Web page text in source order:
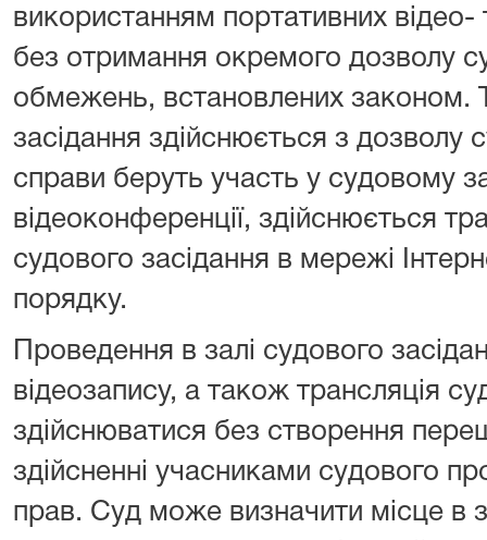
використанням портативних відео-
без отримання окремого дозволу
обмежень, встановлених законом.
засідання здійснюється з дозволу
справи беруть участь у судовому
відеоконференції, здійснюється
судового засідання в мережі
порядку.
Проведення в залі судового
відеозапису, а також трансляція
здійснюватися без створення
здійсненні учасниками судового
прав. Суд може визначити місце в